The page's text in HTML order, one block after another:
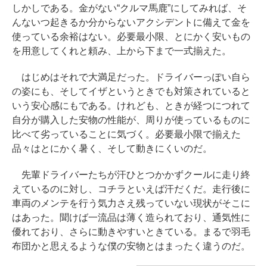
しかしである。金がない“クルマ馬鹿”にしてみれば、そ
んないつ起きるか分からないアクシデントに備えて金を
使っている余裕はない。必要最小限、とにかく安いもの
を用意してくれと頼み、上から下まで一式揃えた。
はじめはそれで大満足だった。ドライバーっぽい自ら
の姿にも、そしてイザというときでも対策されていると
いう安心感にもである。けれども、ときが経つにつれて
自分が購入した安物の性能が、周りが使っているものに
比べて劣っていることに気づく。必要最小限で揃えた
品々はとにかく暑く、そして動きにくいのだ。
先輩ドライバーたちが汗ひとつかかずクールに走り終
えているのに対し、コチラといえば汗だくだ。走行後に
車両のメンテを行う気力さえ残っていない現状がそこに
はあった。聞けば一流品は薄く造られており、通気性に
優れており、さらに動きやすいときている。まるで羽毛
布団かと思えるような僕の安物とはまったく違うのだ。